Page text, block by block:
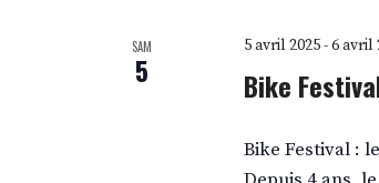
SAM
5 Bike
5 avril 2025-6 avril
Bike Festival :